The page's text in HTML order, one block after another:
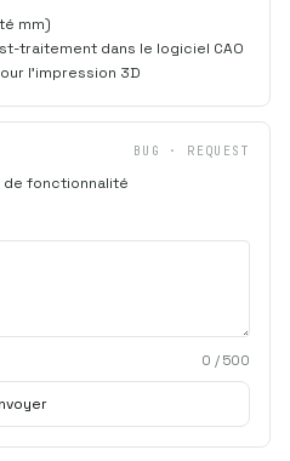
mm)
traitement dans le logiciel CAO
l'impression 3D
BUG · REQUEST
de fonctionnalité
0 / 500